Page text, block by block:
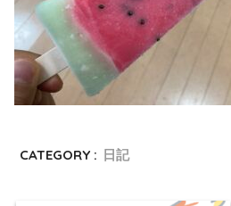
CATEGORY : 日記